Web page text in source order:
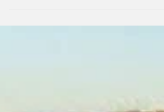
absurdo. Llevarlo como tema a una reunión,
merecía un...